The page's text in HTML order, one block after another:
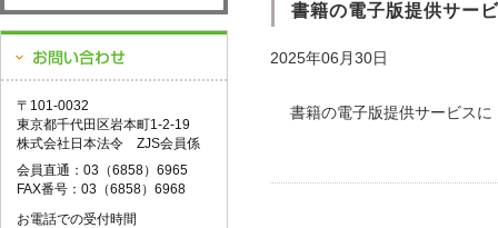
〒101-0032
東京都千代田区岩本町1-2-19
株式会社日本法令 ZJS会員係
会員直通：03（6858）6965
FAX番号：03（6858）6968
お電話での受付時間
書籍の電子版提供サー
2025年06月30日
書籍の電子版提供サービス